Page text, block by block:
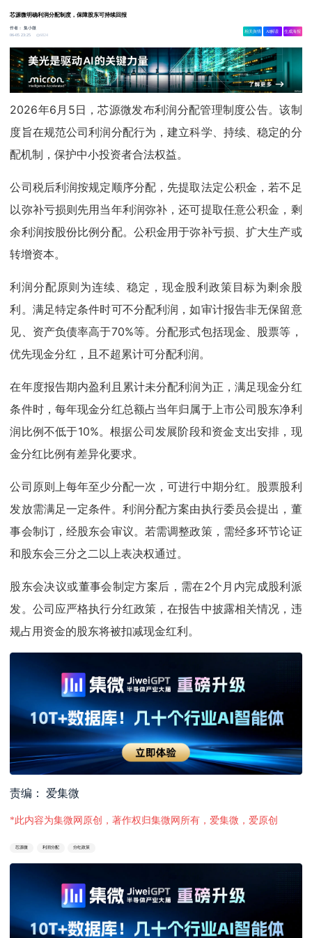
芯源微明确利润分配制度，保障股东可持续回报
作者：集小微
06-05 23:25
6824
相关舆情 AI解读 生成海报
2026年6月5日，芯源微发布利润分配管理制度公告。该制
度旨在规范公司利润分配行为，建立科学、持续、稳定的分
配机制，保护中小投资者合法权益。
公司税后利润按规定顺序分配，先提取法定公积金，若不足
以弥补亏损则先用当年利润弥补，还可提取任意公积金，剩
余利润按股份比例分配。公积金用于弥补亏损、扩大生产或
转增资本。
利润分配原则为连续、稳定，现金股利政策目标为剩余股
利。满足特定条件时可不分配利润，如审计报告非无保留意
见、资产负债率高于70%等。分配形式包括现金、股票等，
优先现金分红，且不超累计可分配利润。
在年度报告期内盈利且累计未分配利润为正，满足现金分红
条件时，每年现金分红总额占当年归属于上市公司股东净利
润比例不低于10%。根据公司发展阶段和资金支出安排，现
金分红比例有差异化要求。
公司原则上每年至少分配一次，可进行中期分红。股票股利
发放需满足一定条件。利润分配方案由执行委员会提出，董
事会制订，经股东会审议。若需调整政策，需经多环节论证
和股东会三分之二以上表决权通过。
股东会决议或董事会制定方案后，需在2个月内完成股利派
发。公司应严格执行分红政策，在报告中披露相关情况，违
规占用资金的股东将被扣减现金红利。
责编： 爱集微
*此内容为集微网原创，著作权归集微网所有，爱集微，爱原创
芯源微 利润分配 分红政策